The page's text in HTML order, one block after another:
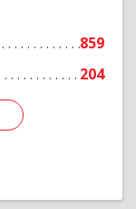
859
204
Подробнее